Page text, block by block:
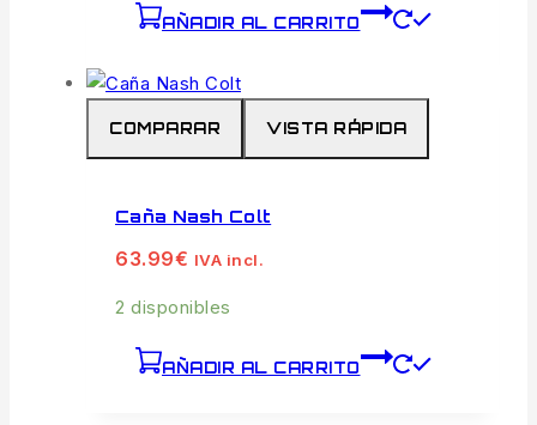
AÑADIR AL CARRITO
COMPARAR VISTA RÁPIDA
Caña Nash Colt
63.99€ IVA incl.
2 disponibles
AÑADIR AL CARRITO